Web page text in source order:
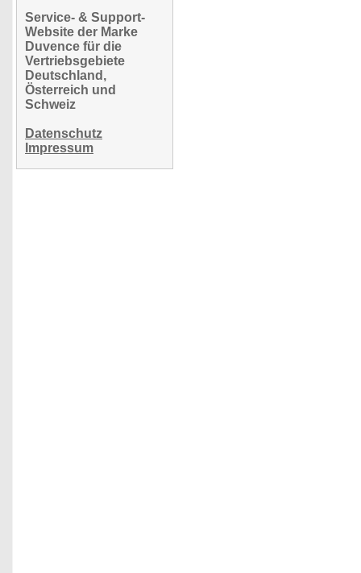
Service- & Support-
Website der Marke
Duvence für die
Vertriebsgebiete
Deutschland,
Österreich und
Schweiz
Datenschutz
Impressum